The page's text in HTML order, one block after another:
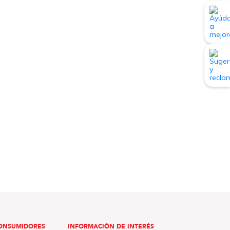
INFORMACIÓN DE INTERÉS